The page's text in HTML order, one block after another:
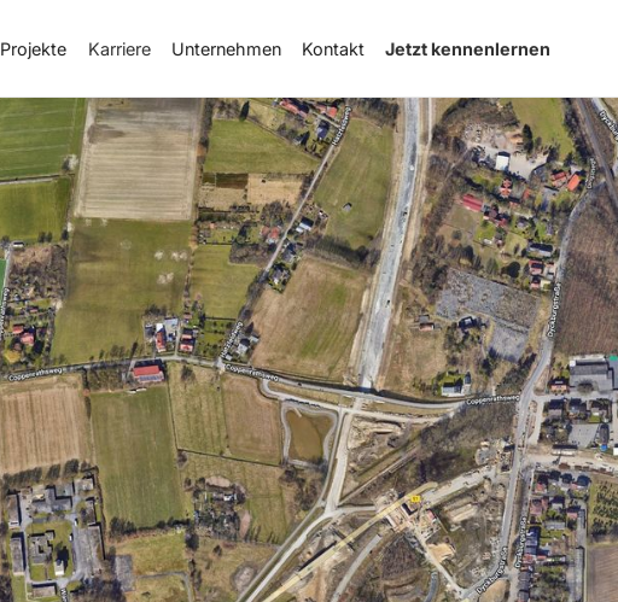
Projekte Karriere Unternehmen Kontakt Jetzt kennenlernen